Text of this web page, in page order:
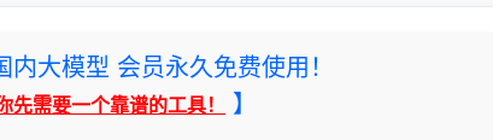
大模型 会员永久免费使用！
先需要一个靠谱的工具！ 】